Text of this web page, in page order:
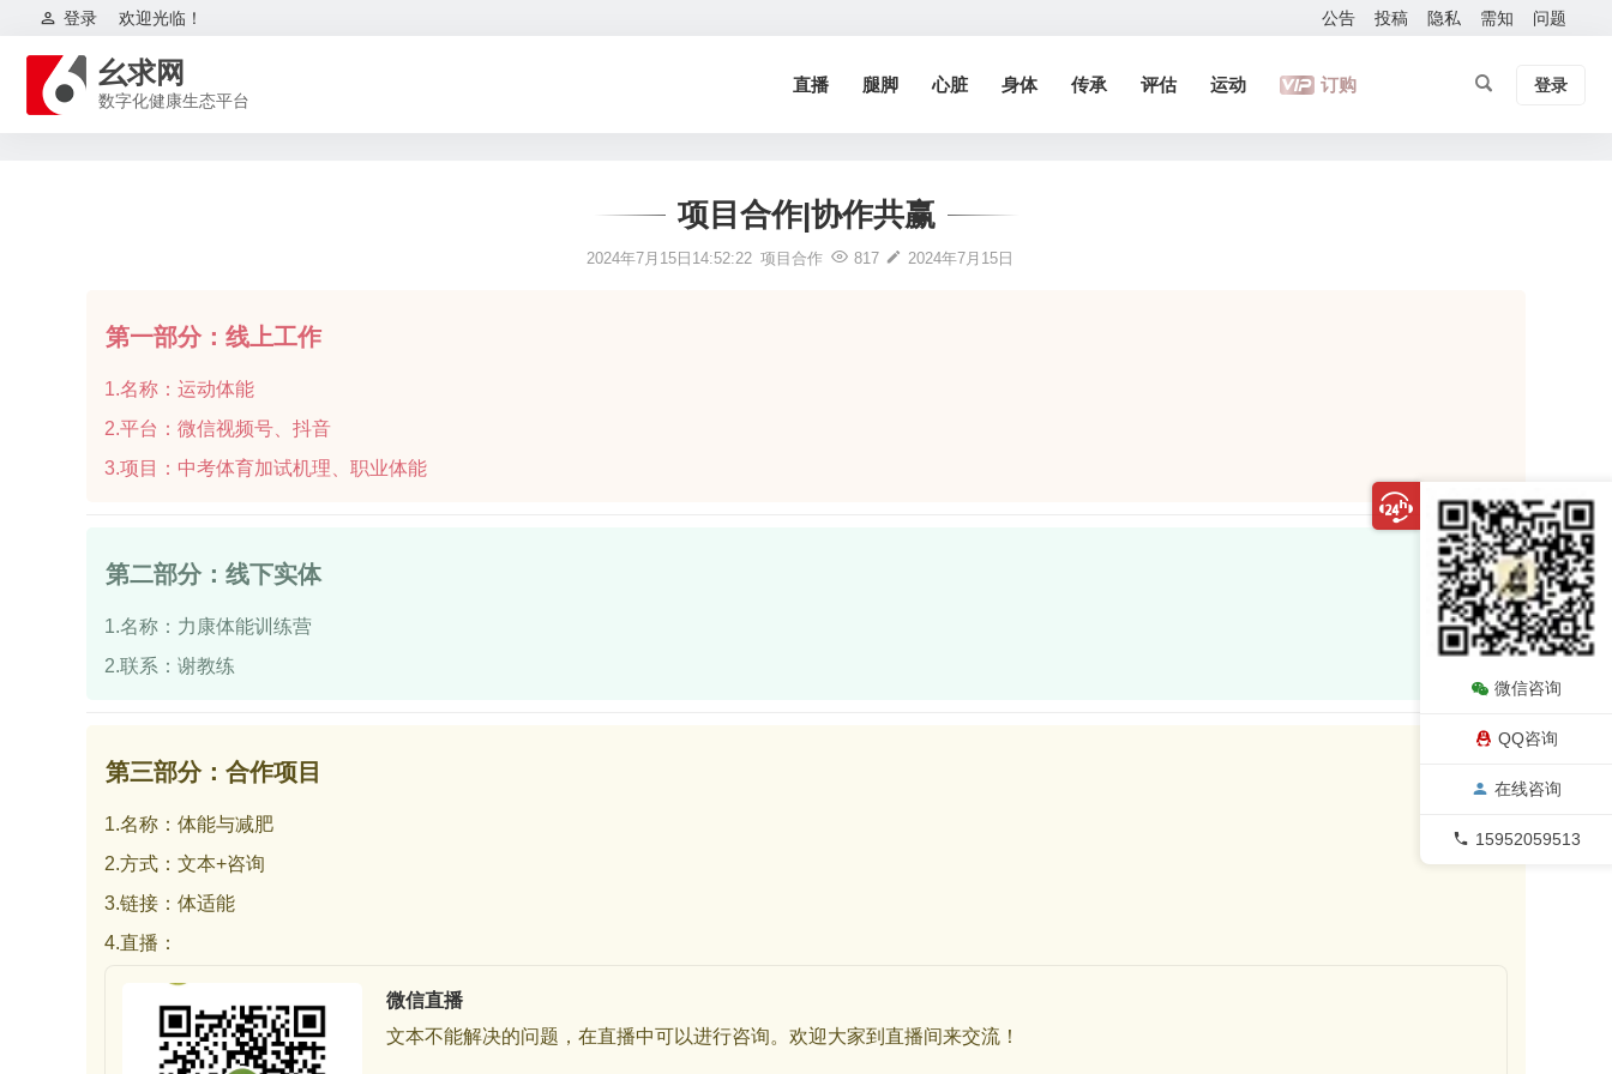
欢迎光临！
登录 公告 投稿 隐私 需知 问题
幺求网
数字化健康生态平台
直播 腿脚 心脏 身体 传承 评估 运动 订购 登录
项目合作|协作共赢
2024年7月15日14:52:22 项目合作 817 2024年7月15日
第一部分：线上工作
1.名称：运动体能
2.平台：微信视频号、抖音
3.项目：中考体育加试机理、职业体能
第二部分：线下实体
1.名称：力康体能训练营
2.联系：谢教练
第三部分：合作项目
1.名称：体能与减肥
2.方式：文本+咨询
3.链接：体适能
4.直播：
微信直播
文本不能解决的问题，在直播中可以进行咨询。欢迎大家到直播间来交流！
微信咨询
QQ咨询
在线咨询
15952059513